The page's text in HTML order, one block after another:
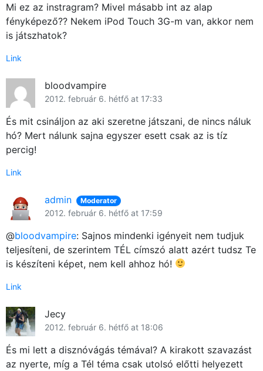
Mi ez az instragram? Mivel másabb int az alap
fényképező?? Nekem iPod Touch 3G-m van, akkor nem
is játszhatok?
Link
bloodvampire
2012. február 6. hétfő at 17:33
És mit csináljon az aki szeretne játszani, de nincs náluk
hó? Mert nálunk sajna egyszer esett csak az is tíz
percig!
Link
admin Moderator
2012. február 6. hétfő at 17:59
@bloodvampire: Sajnos mindenki igényeit nem tudjuk
teljesíteni, de szerintem TÉL címszó alatt azért tudsz Te
is készíteni képet, nem kell ahhoz hó!
Link
Jecy
2012. február 6. hétfő at 18:06
És mi lett a disznóvágás témával? A kirakott szavazást
az nyerte, míg a Tél téma csak utolsó előtti helyezett
Főoldal
Közösség
Apple szerviz